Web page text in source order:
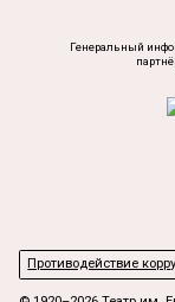
Генеральный
Противодействие